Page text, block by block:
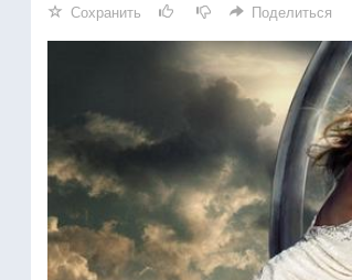
Сохранить Поделиться